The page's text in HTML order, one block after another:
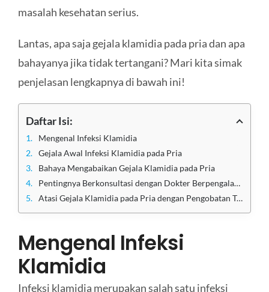
masalah kesehatan serius.
Lantas, apa saja gejala klamidia pada pria dan apa
bahayanya jika tidak tertangani? Mari kita simak
penjelasan lengkapnya di bawah ini!
Daftar Isi:
Mengenal Infeksi Klamidia
Gejala Awal Infeksi Klamidia pada Pria
Bahaya Mengabaikan Gejala Klamidia pada Pria
Pentingnya Berkonsultasi dengan Dokter Berpengalaman
Atasi Gejala Klamidia pada Pria dengan Pengobatan Tepat di Klinik Apollo Jakarta
Mengenal Infeksi
Klamidia
Infeksi klamidia merupakan salah satu infeksi